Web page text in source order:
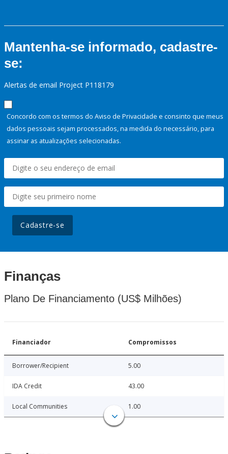
Mantenha-se informado, cadastre-
se:
Alertas de email Project P118179
Concordo com os termos do Aviso de Privacidade e consinto que meus
dados pessoais sejam processados, na medida do necessário, para
assinar as atualizações selecionadas.
Cadastre-se
Finanças
Plano De Financiamento (US$ Milhões)
Financiador Compromissos
Borrower/Recipient 5.00
IDA Credit 43.00
Local Communities 1.00